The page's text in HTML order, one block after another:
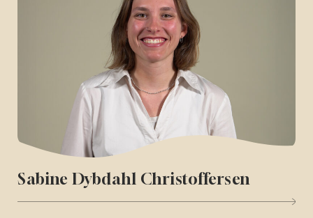
Sabine Dybdahl Christoffersen